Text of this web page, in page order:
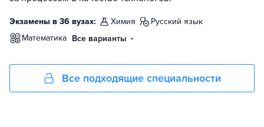
Экзамены в 36 вузах: химия
русский язык
математика Все варианты
Все подходящие специальности